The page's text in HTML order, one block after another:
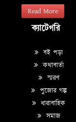
Read More
ক্যাটেগরি
বই পড়া
কথাবার্তা
স্মরণ
পুজোর গল্প
ধারাবাহিক
সমাজ